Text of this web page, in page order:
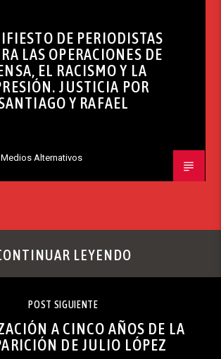
DE PERIODISTAS
LAS OPERACIONES DE
EL RACISMO Y LA
JUSTICIA POR
Y RAFAEL
Alternativos
LEYENDO
POST SIGUIENTE
A CINCO AÑOS DE LA
DE JULIO LÓPEZ